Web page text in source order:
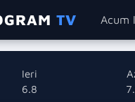
TV Acum
Ieri
6.8